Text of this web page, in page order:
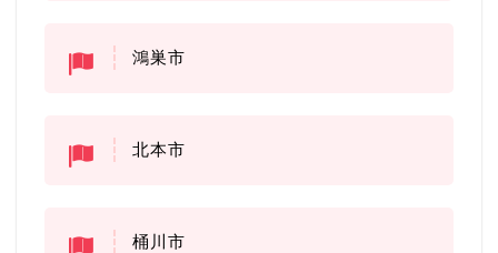
鴻巣市
北本市
桶川市